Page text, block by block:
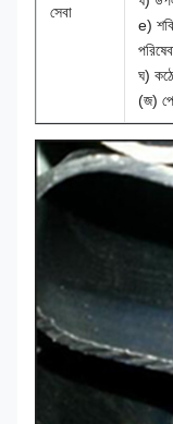
সেবা
e)
ঘ)
(জ)